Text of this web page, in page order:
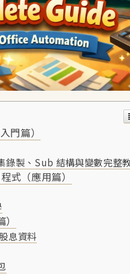
門篇）
錄製、Sub 結構與變數完整
式（應用篇）
息資料